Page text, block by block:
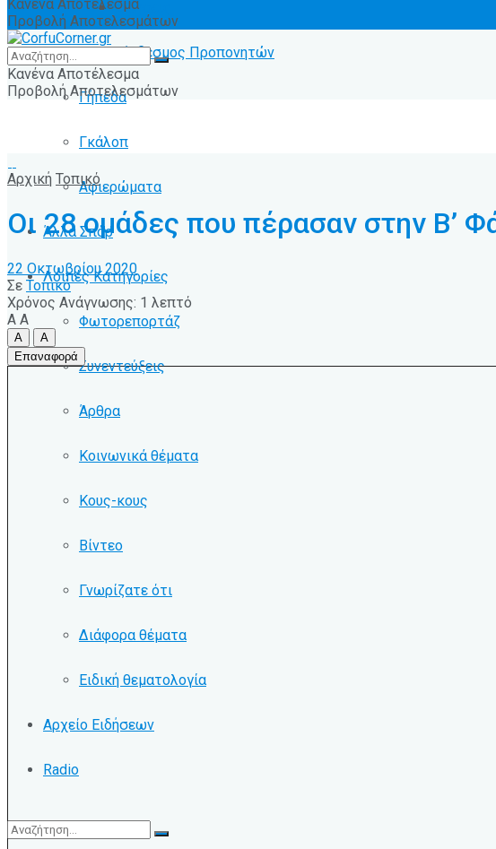
Ειδήσεις
Σύνδεσμος Προπονητών
Γήπεδα
Γκάλοπ
Αφιερώματα
Άλλα Σπόρ
Λοιπές Κατηγορίες
Φωτορεπορτάζ
Συνεντεύξεις
Άρθρα
Κοινωνικά θέματα
Κους-κους
Βίντεο
Γνωρίζατε ότι
Διάφορα θέματα
Ειδική θεματολογία
Αρχείο Ειδήσεων
Radio
Κανένα Αποτέλεσμα
Προβολή Αποτελεσμάτων
Κανένα Αποτέλεσμα
Προβολή Αποτελεσμάτων
Αρχική Τοπικό
Οι 28 ομάδες που πέρασαν στην Β’
22 Οκτωβρίου 2020
Σε Τοπικό
Χρόνος Ανάγνωσης: 1 λεπτό
A A
A
A
Επαναφορά